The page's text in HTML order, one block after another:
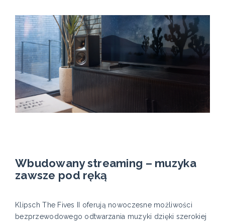
Wbudowany streaming – muzyka
zawsze pod ręką
Klipsch The Fives II oferują nowoczesne możliwości
bezprzewodowego odtwarzania muzyki dzięki szerokiej